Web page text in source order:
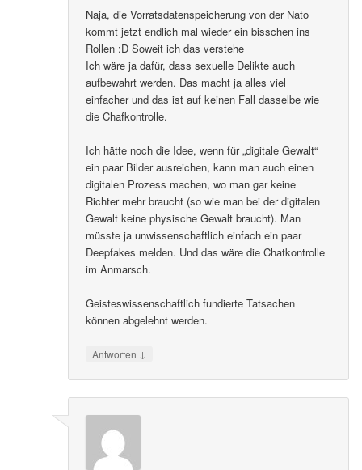
Naja, die Vorratsdatenspeicherung von der Nato
kommt jetzt endlich mal wieder ein bisschen ins
Rollen :D Soweit ich das verstehe
Ich wäre ja dafür, dass sexuelle Delikte auch
aufbewahrt werden. Das macht ja alles viel
einfacher und das ist auf keinen Fall dasselbe wie
die Chafkontrolle.
Ich hätte noch die Idee, wenn für „digitale Gewalt“
ein paar Bilder ausreichen, kann man auch einen
digitalen Prozess machen, wo man gar keine
Richter mehr braucht (so wie man bei der digitalen
Gewalt keine physische Gewalt braucht). Man
müsste ja unwissenschaftlich einfach ein paar
Deepfakes melden. Und das wäre die Chatkontrolle
im Anmarsch.
Geisteswissenschaftlich fundierte Tatsachen
können abgelehnt werden.
Antworten ↓